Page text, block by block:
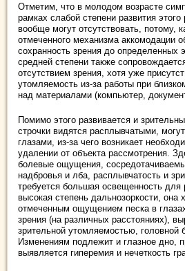
Отметим, что в молодом возрасте
рамках слабой степени развития этого
вообще могут отсутствовать, потому,
отмеченного механизма аккомодации
сохранность зрения до определенных
средней степени также
отсутствием зрения, хотя уже
утомляемость из-за работы при
над материалами (компьютер,
Помимо этого развивается и
строчки видятся расплывчатыми,
глазами, из-за чего возникает
удалении от объекта рассмотрения.
болевые ощущения,
надбровья и лба, расплывчатость и
требуется большая освещенность для
высокая степень дальнозоркости, она
отмеченным ощущением песка в
зрения (на различных расстояниях),
зрительной утомляемостью, головной
Изменениям подлежит и глазное дно,
выявляется гиперемия и нечеткость